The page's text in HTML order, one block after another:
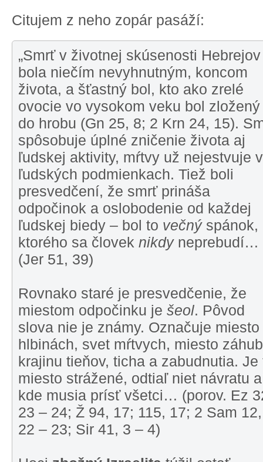
Citujem z neho zopár pasáží:
„Smrť v životnej skúsenosti Hebrejov
bola niečím nevyhnutným, koncom
života, a šťastný bol, kto ako zrelé
ovocie vo vysokom veku bol zložený
do hrobu (Gn 25, 8; 2 Krn 24, 15).
spôsobuje úplné zničenie života aj
ľudskej aktivity, mŕtvy už nejestvuje v
ľudských podmienkach. Tiež boli
presvedčení, že smrť prináša
odpočinok a oslobodenie od každej
ľudskej biedy – bol to večnýspánok,
ktorého sa človek nikdyneprebudí…
(Jer 51, 39)
Rovnako staré je presvedčenie, že
miestom odpočinku je šeol. Pôvod
slova nie je známy. Označuje miesto
hlbinách, svet mŕtvych, miesto
krajinu tieňov, ticha a zabudnutia. Je
miesto strážené, odtiaľ niet návratu a
kde musia prísť všetci… (porov. Ez
23 – 24; Ž 94, 17; 115, 17; 2 Sam 12,
22 – 23; Sir 41, 3 – 4)